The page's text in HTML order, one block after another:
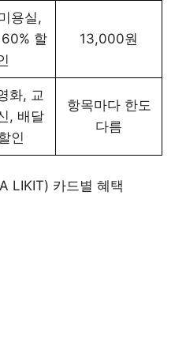
용실,
할
13,000원
화, 교
, 배달
인
항목마다 한도
다름
LIKIT) 카드별 혜택